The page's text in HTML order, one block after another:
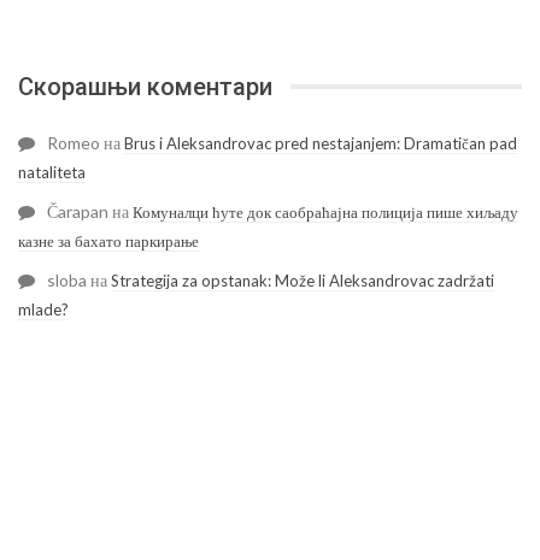
Скорашњи коментари
Romeo наBrus i Aleksandrovac pred nestajanjem: Dramatičan pad
nataliteta
Čarapan наКомуналци ћуте док саобраћајна полиција пише хиљаду
казне за бахато паркирање
sloba наStrategija za opstanak: Može li Aleksandrovac zadržati
mlade?